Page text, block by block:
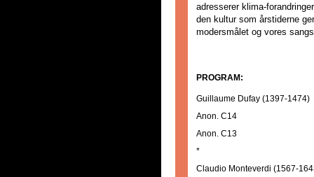
adresserer klima-
den kultur som årstiderne
modersmålet og vores
PROGRAM:
Guillaume Dufay (1397-1474)
Anon. C14
Anon. C13
*
Claudio Monteverdi (1567-